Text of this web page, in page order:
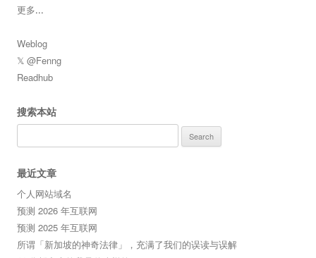
更多...
Weblog
𝕏 @Fenng
Readhub
搜索本站
for:
最近文章
个人网站域名
预测 2026 年互联网
预测 2025 年互联网
所谓「新加坡的神奇法律」，充满了我们的误读与误解